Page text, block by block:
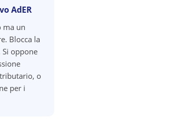
AdER
ma un
Blocca la
oppone
o
per i